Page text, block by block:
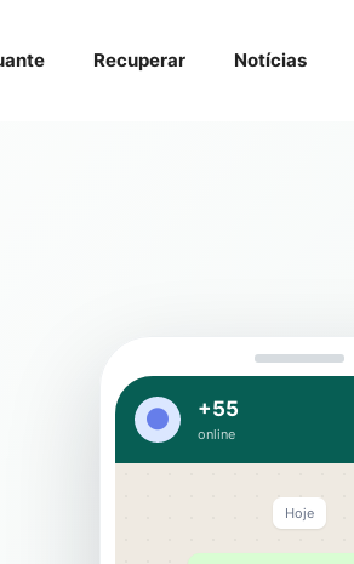
Recuperar Notícias
● +55
online
Hoje